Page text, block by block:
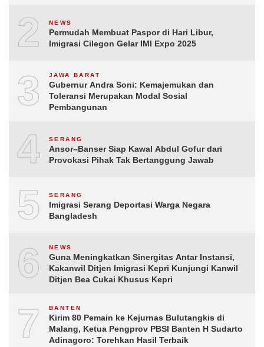
2 NEWS
Permudah Membuat Paspor di Hari Libur,
Imigrasi Cilegon Gelar IMI Expo 2025
3 JAWA BARAT
Gubernur Andra Soni: Kemajemukan dan
Toleransi Merupakan Modal Sosial
Pembangunan
4 SERANG
Ansor–Banser Siap Kawal Abdul Gofur dari
Provokasi Pihak Tak Bertanggung Jawab
5 SERANG
Imigrasi Serang Deportasi Warga Negara
Bangladesh
6 NEWS
Guna Meningkatkan Sinergitas Antar Instansi,
Kakanwil Ditjen Imigrasi Kepri Kunjungi Kanwil
Ditjen Bea Cukai Khusus Kepri
7 BANTEN
Kirim 80 Pemain ke Kejurnas Bulutangkis di
Malang, Ketua Pengprov PBSI Banten H Sudarto
Adinagoro: Torehkan Hasil Terbaik